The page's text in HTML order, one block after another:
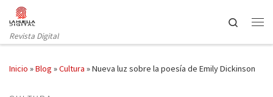
Saltar al contenido
Revista Digital
Search
Inicio »Blog »Cultura »Nueva luz sobre la poesía de Emily Dickinson